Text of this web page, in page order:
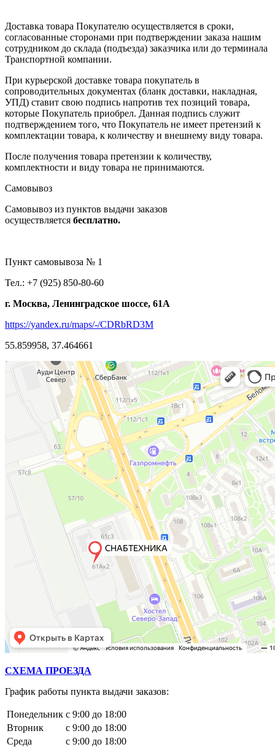
Доставка товара Покупателю осуществляется в сроки,
согласованные сторонами при подтверждении заказа нашим
сотрудником до склада (подъезда) заказчика или до терминала
Транспортной компании.
При курьерской доставке товара покупатель в
сопроводительных документах (бланк доставки, накладная,
УПД) ставит свою подпись напротив тех позиций товара,
которые Покупатель приобрел. Данная подпись служит
подтверждением того, что Покупатель не имеет претензий к
комплектации товара, к количеству и внешнему виду товара.
После получения товара претензии к количеству,
комплектности и виду товара не принимаются.
Самовывоз
Самовывоз из пунктов выдачи заказов
осуществляется бесплатно.
Пункт самовывоза № 1
Тел.: +7 (925) 850-80-60
г. Москва, Ленинградское шоссе, 61А
https://yandex.ru/maps/-/CDRbRD3M
55.859958, 37.464661
СХЕМА ПРОЕЗДА
График работы пункта выдачи заказов:
Понедельник с 9:00 до 18:00
Вторник
с 9:00 до 18:00
Среда
с 9:00 до 18:00